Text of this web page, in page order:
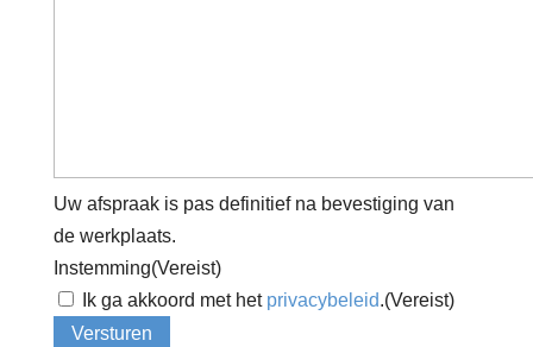
Uw afspraak is pas definitief na bevestiging van
de werkplaats.
Instemming(Vereist)
Ik ga akkoord met het privacybeleid.(Vereist)
Versturen